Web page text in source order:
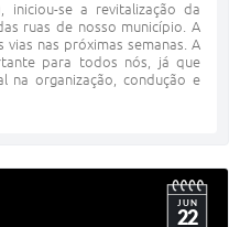
iniciou-se a revitalização da
ruas de nosso município. A
nas próximas semanas. A
para todos nós, já que
na organização, condução e
JUN
22